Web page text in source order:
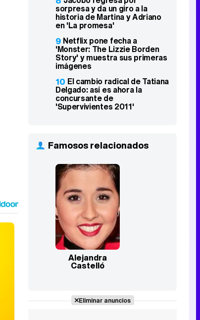
sorpresa y da un giro a la
historia de Martina y Adriano
en 'La promesa'
9 Netflix pone fecha a
'Monster: The Lizzie Borden
Story' y muestra sus primeras
imágenes
10 El cambio radical de Tatiana
Delgado: así es ahora la
concursante de
'Supervivientes 2011'
Famosos relacionados
Alejandra
Castelló
Eliminar anuncios